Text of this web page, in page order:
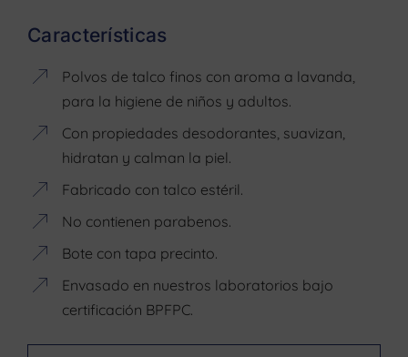
Características
Polvos de talco finos con aroma a lavanda,
para la higiene de niños y adultos.
Con propiedades desodorantes, suavizan,
hidratan y calman la piel.
Fabricado con talco estéril.
No contienen parabenos.
Bote con tapa precinto.
Envasado en nuestros laboratorios bajo
certificación BPFPC.